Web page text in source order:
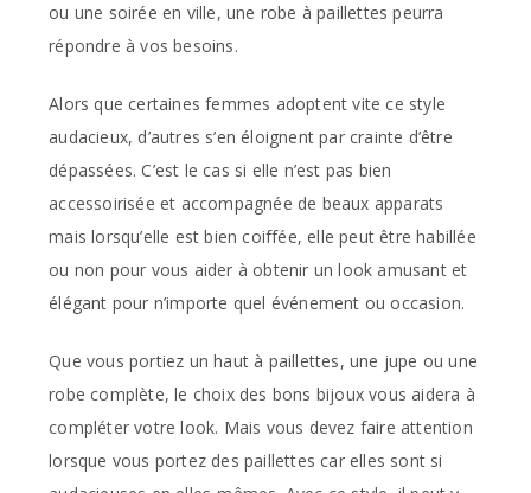
ou une soirée en ville, une robe à paillettes peurra
répondre à vos besoins.
Alors que certaines femmes adoptent vite ce style
audacieux, d’autres s’en éloignent par crainte d’être
dépassées. C’est le cas si elle n’est pas bien
accessoirisée et accompagnée de beaux apparats
mais lorsqu’elle est bien coiffée, elle peut être habillée
ou non pour vous aider à obtenir un look amusant et
élégant pour n’importe quel événement ou occasion.
Que vous portiez un haut à paillettes, une jupe ou une
robe complète, le choix des bons bijoux vous aidera à
compléter votre look. Mais vous devez faire attention
lorsque vous portez des paillettes car elles sont si